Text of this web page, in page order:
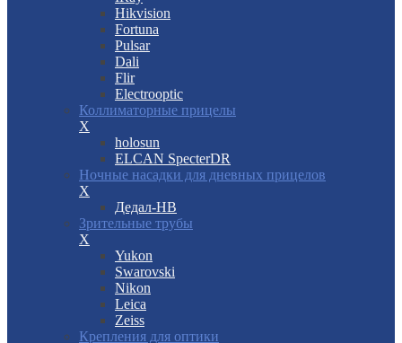
Hikvision
Fortuna
Pulsar
Dali
Flir
Electrooptic
Коллиматорные прицелы
X
holosun
ELCAN SpecterDR
Ночные насадки для дневных прицелов
X
Дедал-НВ
Зрительные трубы
X
Yukon
Swarovski
Nikon
Leica
Zeiss
Крепления для оптики